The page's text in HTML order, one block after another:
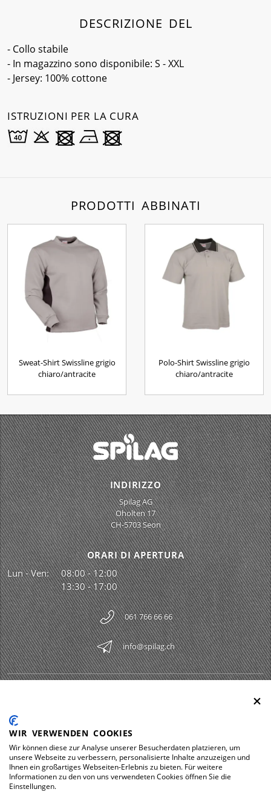
DESCRIZIONE DEL
- Collo stabile
- In magazzino sono disponibile: S - XXL
- Jersey: 100% cottone
ISTRUZIONI PER LA CURA
PRODOTTI ABBINATI
Sweat-Shirt Swissline grigio
chiaro/antracite
Polo-Shirt Swissline grigio
chiaro/antracite
INDIRIZZO
Spilag AG
Oholten 17
CH-5703 Seon
ORARI DI APERTURA
Lun - Ven:
08:00 - 12:00
13:30 - 17:00
061 766 66 66
info@spilag.ch
LEGAL
DOWNLOADS
WIR VERWENDEN COOKIES
Wir können diese zur Analyse unserer Besucherdaten platzieren, um
unsere Webseite zu verbessern, personalisierte Inhalte anzuzeigen und
Ihnen ein großartiges Webseiten-Erlebnis zu bieten. Für weitere
Informationen zu den von uns verwendeten Cookies öffnen Sie die
Einstellungen.